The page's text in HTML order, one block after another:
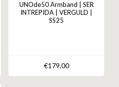
UNOde50 Armband | SER
INTREPIDA | VERGULD |
SS25
€179,00